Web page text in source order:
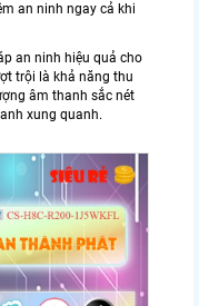
an ninh ngay cả khi
an ninh hiệu quả cho
trội là khả năng thu
âm thanh sắc nét
xung quanh.